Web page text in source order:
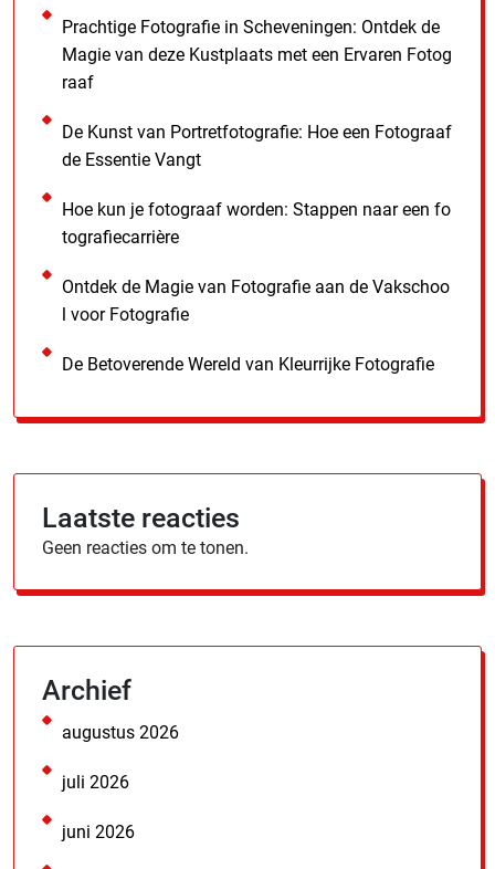
Prachtige Fotografie in Scheveningen: Ontdek de
Magie van deze Kustplaats met een Ervaren Fotog
raaf
De Kunst van Portretfotografie: Hoe een Fotograaf
de Essentie Vangt
Hoe kun je fotograaf worden: Stappen naar een fo
tografiecarrière
Ontdek de Magie van Fotografie aan de Vakschoo
l voor Fotografie
De Betoverende Wereld van Kleurrijke Fotografie
Laatste reacties
Geen reacties om te tonen.
Archief
augustus 2026
juli 2026
juni 2026